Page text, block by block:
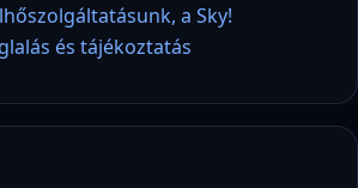
a Sky!
és tájékoztatás